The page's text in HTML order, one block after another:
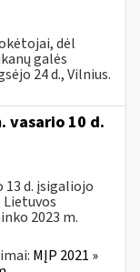
dėl
galės
24 d., Vilnius.
vasario 10 d.
13 d. įsigaliojo
2023 m.
MĮP 2021 »